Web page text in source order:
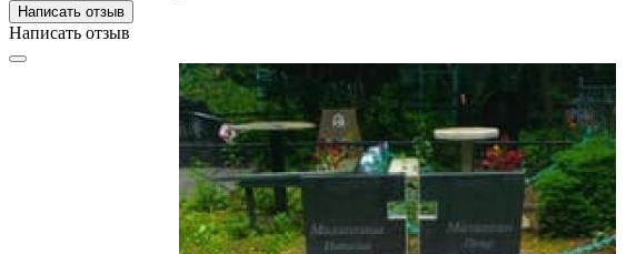
Написать отзыв
Написать отзыв